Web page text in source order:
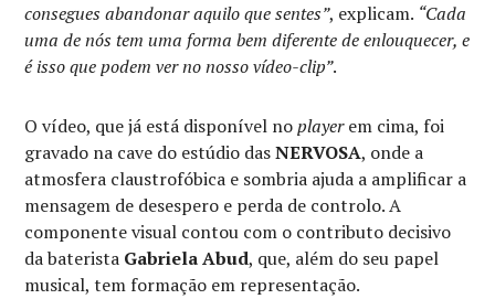
consegues abandonar aquilo que sentes”, explicam. “Cada
uma de nós tem uma forma bem diferente de enlouquecer, e
é isso que podem ver no nosso vídeo-clip”.
O vídeo, que já está disponível noplayerem cima, foi
gravado na cave do estúdio dasNERVOSA, onde a
atmosfera claustrofóbica e sombria ajuda a amplificar a
mensagem de desespero e perda de controlo. A
componente visual contou com o contributo decisivo
da baterista Gabriela Abud, que, além do seu papel
musical, tem formação em representação.